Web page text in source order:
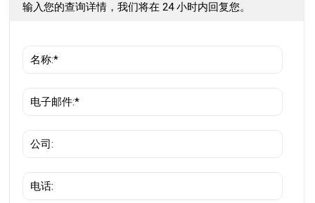
输入您的查询详情，我们将在 24 小时内回复您。